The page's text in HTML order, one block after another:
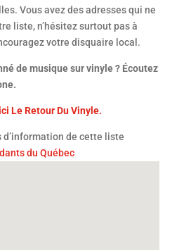
Vous avez des adresses qui ne
liste, n’hésitez surtout pas à
votre disquaire local.
de musique sur vinyle ? Écoutez
Le Retour Du Vinyle.
d’information de cette liste
du Québec